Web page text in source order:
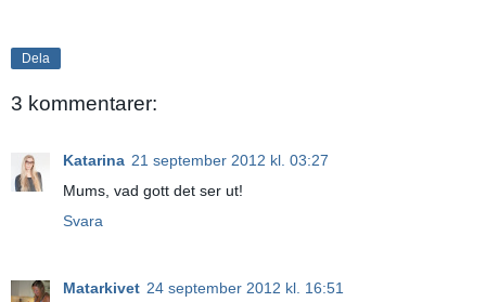
Dela
3 kommentarer:
Katarina 21 september 2012 kl. 03:27
Mums, vad gott det ser ut!
Svara
Matarkivet 24 september 2012 kl. 16:51